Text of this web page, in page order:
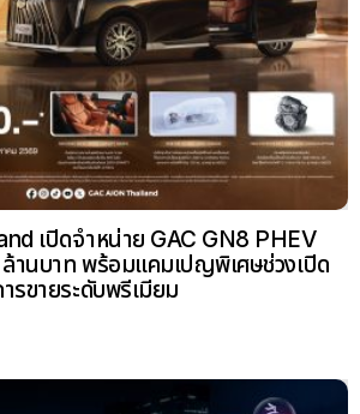
เปิดจำหน่าย GAC GN8 PHEV
ล้านบาท พร้อมแคมเปญพิเศษช่วงเปิด
รขายระดับพรีเมียม